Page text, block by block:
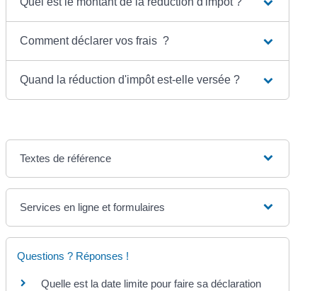
Comment déclarer vos frais ?
Quand la réduction d'impôt est-elle versée ?
Textes de référence
Services en ligne et formulaires
Questions ? Réponses !
Quelle est la date limite pour faire sa déclaration